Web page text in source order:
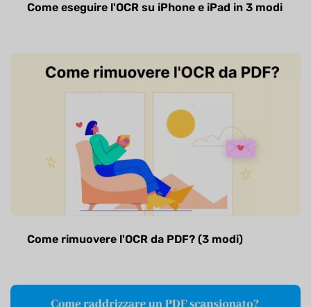
Come eseguire l'OCR su iPhone e iPad in 3 modi
Come rimuovere l'OCR da PDF? (3 modi)